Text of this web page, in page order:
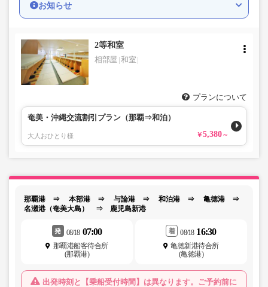
お知らせ
2等和室
相部屋 和室
プランについて
奄美・沖縄交流割引プラン（那覇⇒和泊）
大人おひとり様 5,380
那覇港 ⇒ 本部港 ⇒ 与論港 ⇒ 和泊港 ⇒ 亀徳港 ⇒
名瀬港（奄美大島） ⇒ 鹿児島新港
発 08/18 07:00
那覇港船客待合所
(那覇港)
出発時刻と【乗船受付時間】は異なります。ご予約前に
着 08/18 16:30
亀徳新港待合所
(亀徳港)